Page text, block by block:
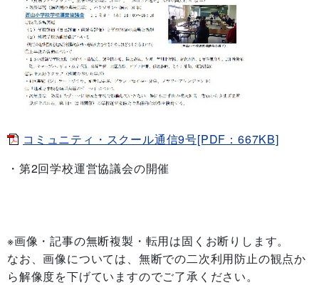
コミュニティ・スクール通信9号[PDF：667KB]
・第2回学校運営協議会の開催
※画像・記事の無断複製・転用は固くお断りします。
なお、画像については、無断での二次利用防止の観点か
ら解像度を下げていますのでご了承ください。